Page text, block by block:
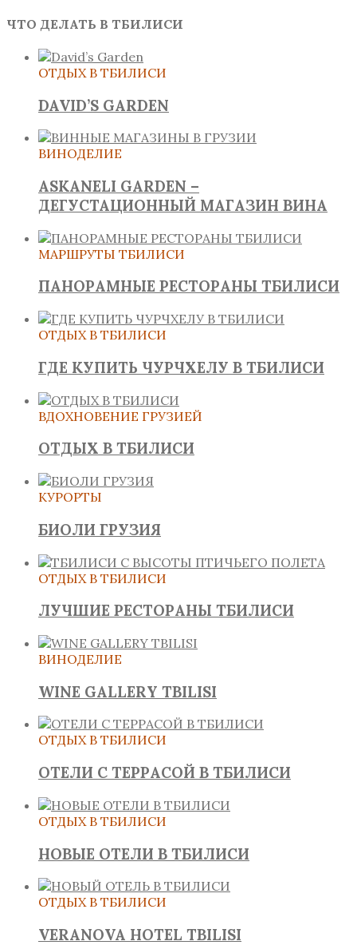
ЧТО ДЕЛАТЬ В ТБИЛИСИ
ОТДЫХ В ТБИЛИСИ
DAVID’S GARDEN
ВИНОДЕЛИЕ
ASKANELI GARDEN –
ДЕГУСТАЦИОННЫЙ МАГАЗИН ВИНА
МАРШРУТЫ ТБИЛИСИ
ПАНОРАМНЫЕ РЕСТОРАНЫ ТБИЛИСИ
ОТДЫХ В ТБИЛИСИ
ГДЕ КУПИТЬ ЧУРЧХЕЛУ В ТБИЛИСИ
ВДОХНОВЕНИЕ ГРУЗИЕЙ
ОТДЫХ В ТБИЛИСИ
КУРОРТЫ
БИОЛИ ГРУЗИЯ
ОТДЫХ В ТБИЛИСИ
ЛУЧШИЕ РЕСТОРАНЫ ТБИЛИСИ
ВИНОДЕЛИЕ
WINE GALLERY TBILISI
ОТДЫХ В ТБИЛИСИ
ОТЕЛИ С ТЕРРАСОЙ В ТБИЛИСИ
ОТДЫХ В ТБИЛИСИ
НОВЫЕ ОТЕЛИ В ТБИЛИСИ
ОТДЫХ В ТБИЛИСИ
VERANOVA HOTEL TBILISI